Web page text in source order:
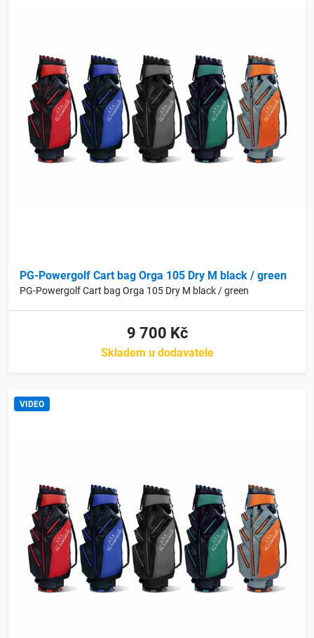
PG-Powergolf Cart bag Orga 105 Dry M black / green
PG-Powergolf Cart bag Orga 105 Dry M black / green
9 700 Kč
Skladem u dodavatele
VIDEO